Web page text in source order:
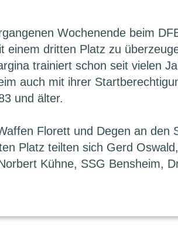
Wochenende beim
einem dritten Platz zu
trainiert schon seit vielen
auch mit ihrer
und älter.
Florett und Degen an den
Platz teilten sich Gerd
Kühne, SSG Bensheim,